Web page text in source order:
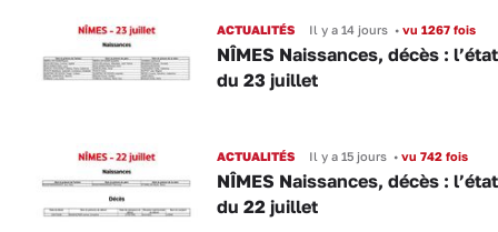
ACTUALITÉS Il y a 14 jours •vu 1267 fois
NÎMES Naissances, décès :
du 23 juillet
ACTUALITÉS Il y a 15 jours •vu 742 fois
NÎMES Naissances, décès :
du 22 juillet